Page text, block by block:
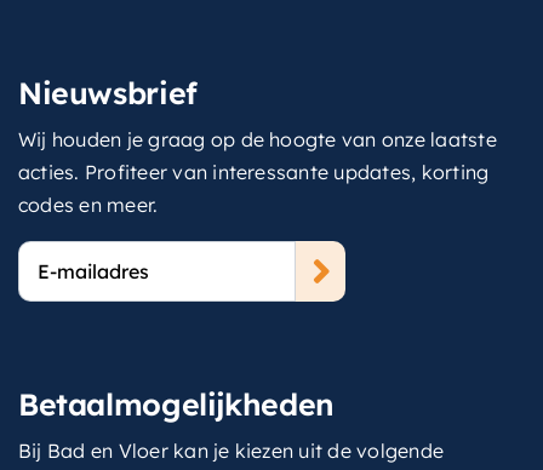
Nieuwsbrief
Wij houden je graag op de hoogte van onze laatste
acties. Profiteer van interessante updates, korting
codes en meer.
E-
mailadres
Betaalmogelijkheden
Bij Bad en Vloer kan je kiezen uit de volgende